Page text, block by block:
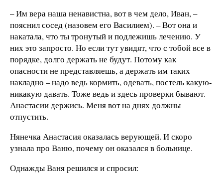
– Им вера наша ненавистна, вот в чем дело, Иван, –
пояснил сосед (назовем его Василием). – Вот она и
накатала, что ты тронутый и подлежишь лечению. У
них это запросто. Но если тут увидят, что с тобой все в
порядке, долго держать не будут. Потому как
опасности не представляешь, а держать им таких
накладно – надо ведь кормить, одевать, постель какую-
никакую давать. Тоже ведь и здесь проверки бывают.
Анастасии держись. Меня вот на днях должны
отпустить.
Нянечка Анастасия оказалась верующей. И скоро
узнала про Ваню, почему он оказался в больнице.
Однажды Ваня решился и спросил: